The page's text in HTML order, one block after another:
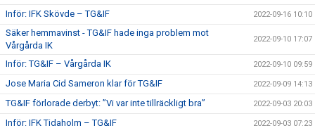
Inför: IFK Skövde – TG&IF 2022-09-16 10:10
Säker hemmavinst - TG&IF hade inga problem mot
Vårgårda IK
2022-09-10 17:07
Inför: TG&IF – Vårgårda IK 2022-09-10 09:59
Jose Maria Cid Sameron klar för TG&IF 2022-09-09 14:13
TG&IF förlorade derbyt: ”Vi var inte tillräckligt bra” 2022-09-03 20:03
Inför: IFK Tidaholm – TG&IF 2022-09-03 07:23